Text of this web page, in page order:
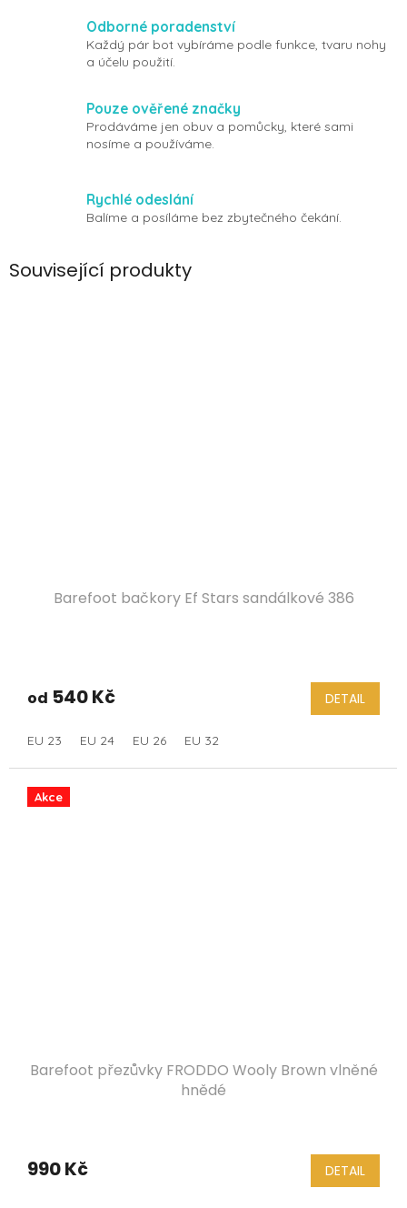
Odborné poradenství
Každý pár bot vybíráme podle funkce, tvaru nohy
a účelu použití.
Pouze ověřené značky
Prodáváme jen obuv a pomůcky, které sami
nosíme a používáme.
Rychlé odeslání
Balíme a posíláme bez zbytečného čekání.
Související produkty
Barefoot bačkory Ef Stars sandálkové 386
od 540 Kč DETAIL
EU 23 EU 24 EU 26 EU 32
Akce
Barefoot přezůvky FRODDO Wooly Brown vlněné
hnědé
990 Kč DETAIL